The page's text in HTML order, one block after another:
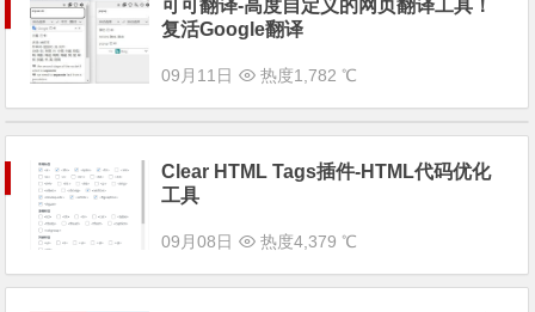
可可翻译-高度自定义的网页翻译工具！
复活Google翻译
09月11日 热度1,782 ℃
Clear HTML Tags插件-HTML代码优化
工具
09月08日 热度4,379 ℃